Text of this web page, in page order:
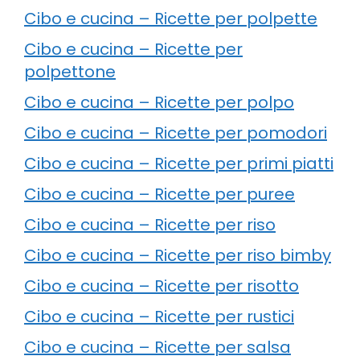
Cibo e cucina – Ricette per polpette
Cibo e cucina – Ricette per
polpettone
Cibo e cucina – Ricette per polpo
Cibo e cucina – Ricette per pomodori
Cibo e cucina – Ricette per primi piatti
Cibo e cucina – Ricette per puree
Cibo e cucina – Ricette per riso
Cibo e cucina – Ricette per riso bimby
Cibo e cucina – Ricette per risotto
Cibo e cucina – Ricette per rustici
Cibo e cucina – Ricette per salsa